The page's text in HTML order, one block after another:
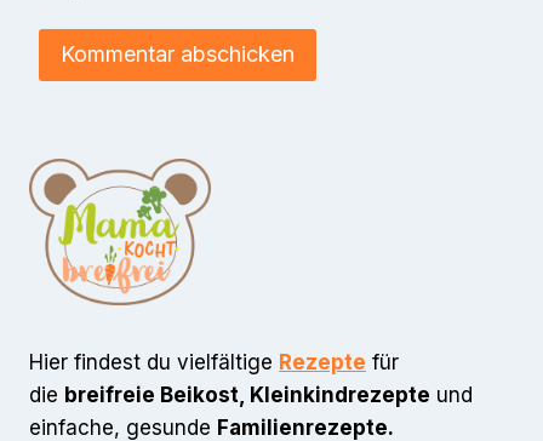
Hier findest du vielfältige Rezepte für
die breifreie Beikost, Kleinkindrezepte und
einfache, gesunde Familienrezepte.